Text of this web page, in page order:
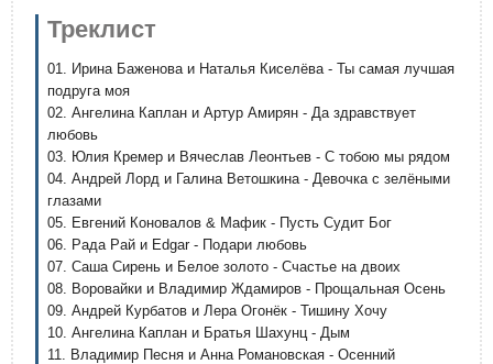
Треклист
01. Ирина Баженова и Наталья Киселёва - Ты самая лучшая
подруга моя
02. Ангелина Каплан и Артур Амирян - Да здравствует
любовь
03. Юлия Кремер и Вячеслав Леонтьев - С тобою мы рядом
04. Андрей Лорд и Галина Ветошкина - Девочка с зелёными
глазами
05. Евгений Коновалов & Мафик - Пусть Судит Бог
06. Рада Рай и Edgar - Подари любовь
07. Саша Сирень и Белое золото - Счастье на двоих
08. Воровайки и Владимир Ждамиров - Прощальная Осень
09. Андрей Курбатов и Лера Огонёк - Тишину Хочу
10. Ангелина Каплан и Братья Шахунц - Дым
11. Владимир Песня и Анна Романовская - Осенний